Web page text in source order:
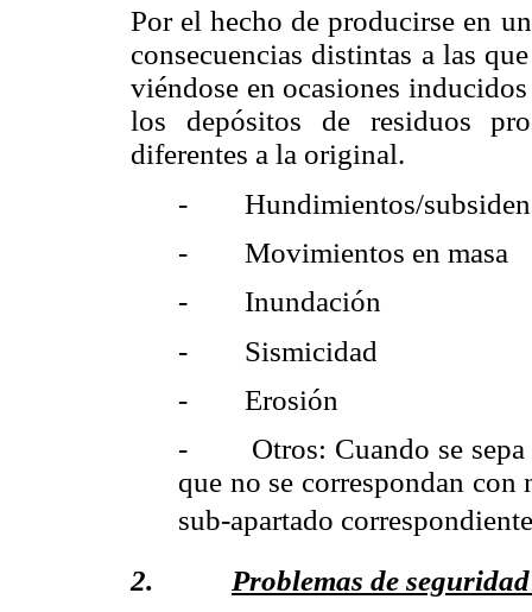
Por el hecho de producirse en
consecuencias distintas a las
viéndose en ocasiones
los depósitos de residuos
diferentes a la original.
- Hundimientos/
- Movimientos en masa
- Inundación
- Sismicidad
- Erosión
- Otros: Cuando se sepa
que no se correspondan
sub-apartado correspondiente
2. Problemas de